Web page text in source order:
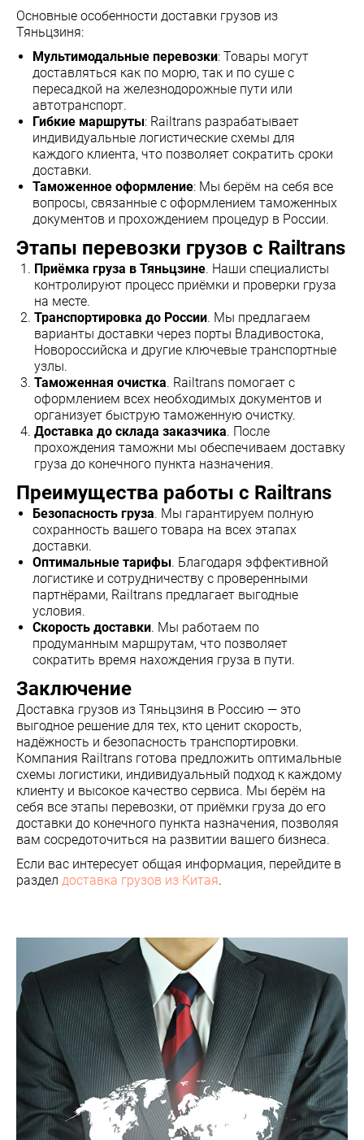
Основные особенности доставки грузов из
Тяньцзиня:
Мультимодальные перевозки: Товары могут
доставляться как по морю, так и по суше с
пересадкой на железнодорожные пути или
автотранспорт.
Гибкие маршруты: Railtrans разрабатывает
индивидуальные логистические схемы для
каждого клиента, что позволяет сократить сроки
доставки.
Таможенное оформление: Мы берём на себя все
вопросы, связанные с оформлением таможенных
документов и прохождением процедур в России.
Этапы перевозки грузов с Railtrans
Приёмка груза в Тяньцзине. Наши специалисты
контролируют процесс приёмки и проверки груза
на месте.
Транспортировка до России. Мы предлагаем
варианты доставки через порты Владивостока,
Новороссийска и другие ключевые транспортные
узлы.
Таможенная очистка. Railtrans помогает с
оформлением всех необходимых документов и
организует быструю таможенную очистку.
Доставка до склада заказчика. После
прохождения таможни мы обеспечиваем доставку
груза до конечного пункта назначения.
Преимущества работы с Railtrans
Безопасность груза. Мы гарантируем полную
сохранность вашего товара на всех этапах
доставки.
Оптимальные тарифы. Благодаря эффективной
логистике и сотрудничеству с проверенными
партнёрами, Railtrans предлагает выгодные
условия.
Скорость доставки. Мы работаем по
продуманным маршрутам, что позволяет
сократить время нахождения груза в пути.
Заключение
Доставка грузов из Тяньцзиня в Россию — это
выгодное решение для тех, кто ценит скорость,
надёжность и безопасность транспортировки.
Компания Railtrans готова предложить оптимальные
схемы логистики, индивидуальный подход к каждому
клиенту и высокое качество сервиса. Мы берём на
себя все этапы перевозки, от приёмки груза до его
доставки до конечного пункта назначения, позволяя
вам сосредоточиться на развитии вашего бизнеса.
Если вас интересует общая информация, перейдите в
раздел доставка грузов из Китая.